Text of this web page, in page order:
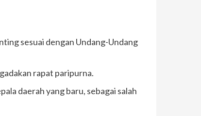
sesuai dengan Undang-Undang
rapat paripurna.
daerah yang baru, sebagai salah